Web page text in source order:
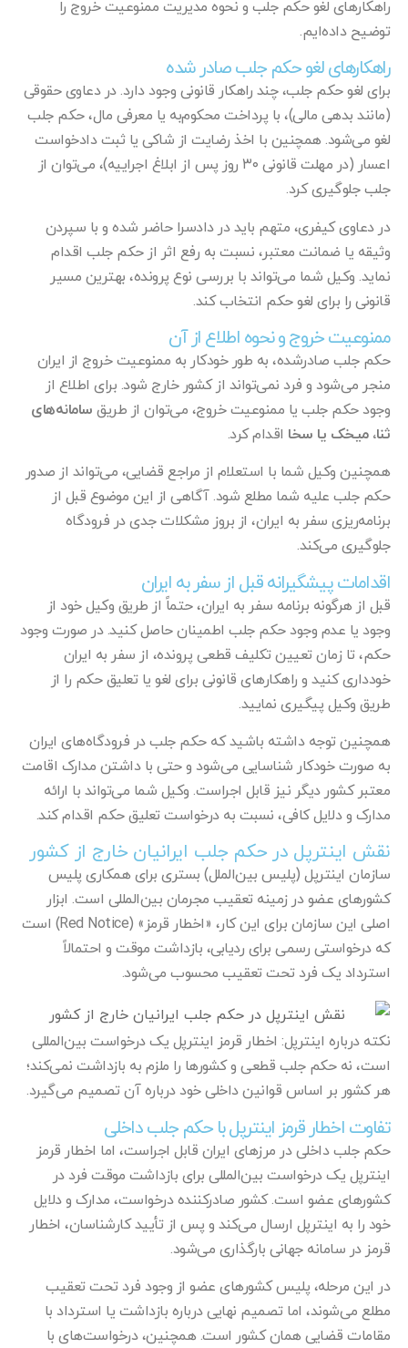
راهکارهای لغو حکم جلب و نحوه مدیریت ممنوعیت خروج را
توضیح داده‌ایم.
راهکارهای لغو حکم جلب صادر شده
برای لغو حکم جلب، چند راهکار قانونی وجود دارد. در دعاوی حقوقی
(مانند بدهی مالی)، با پرداخت محکوم‌به یا معرفی مال، حکم جلب
لغو می‌شود. همچنین با اخذ رضایت از شاکی یا ثبت دادخواست
اعسار (در مهلت قانونی ۳۰ روز پس از ابلاغ اجراییه)، می‌توان از
جلب جلوگیری کرد.
در دعاوی کیفری، متهم باید در دادسرا حاضر شده و با سپردن
وثیقه یا ضمانت معتبر، نسبت به رفع اثر از حکم جلب اقدام
نماید. وکیل شما می‌تواند با بررسی نوع پرونده، بهترین مسیر
قانونی را برای لغو حکم انتخاب کند.
ممنوعیت خروج و نحوه اطلاع از آن
حکم جلب صادرشده، به طور خودکار به ممنوعیت خروج از ایران
منجر می‌شود و فرد نمی‌تواند از کشور خارج شود. برای اطلاع از
وجود حکم جلب یا ممنوعیت خروج، می‌توان از طریق سامانه‌های
ثنا، میخک یا سخا اقدام کرد.
همچنین وکیل شما با استعلام از مراجع قضایی، می‌تواند از صدور
حکم جلب علیه شما مطلع شود. آگاهی از این موضوع قبل از
برنامه‌ریزی سفر به ایران، از بروز مشکلات جدی در فرودگاه
جلوگیری می‌کند.
اقدامات پیشگیرانه قبل از سفر به ایران
قبل از هرگونه برنامه سفر به ایران، حتماً از طریق وکیل خود از
وجود یا عدم وجود حکم جلب اطمینان حاصل کنید. در صورت وجود
حکم، تا زمان تعیین تکلیف قطعی پرونده، از سفر به ایران
خودداری کنید و راهکارهای قانونی برای لغو یا تعلیق حکم را از
طریق وکیل پیگیری نمایید.
همچنین توجه داشته باشید که حکم جلب در فرودگاه‌های ایران
به صورت خودکار شناسایی می‌شود و حتی با داشتن مدارک اقامت
معتبر کشور دیگر نیز قابل اجراست. وکیل شما می‌تواند با ارائه
مدارک و دلایل کافی، نسبت به درخواست تعلیق حکم اقدام کند.
نقش اینترپل در حکم جلب ایرانیان خارج از کشور
سازمان اینترپل (پلیس بین‌الملل) بستری برای همکاری پلیس
کشورهای عضو در زمینه تعقیب مجرمان بین‌المللی است. ابزار
اصلی این سازمان برای این کار، «اخطار قرمز» (Red Notice) است
که درخواستی رسمی برای ردیابی، بازداشت موقت و احتمالاً
استرداد یک فرد تحت تعقیب محسوب می‌شود.
نکته درباره اینترپل: اخطار قرمز اینترپل یک درخواست بین‌المللی
است، نه حکم جلب قطعی و کشورها را ملزم به بازداشت نمی‌کند؛
هر کشور بر اساس قوانین داخلی خود درباره آن تصمیم می‌گیرد.
تفاوت اخطار قرمز اینترپل با حکم جلب داخلی
حکم جلب داخلی در مرزهای ایران قابل اجراست، اما اخطار قرمز
اینترپل یک درخواست بین‌المللی برای بازداشت موقت فرد در
کشورهای عضو است. کشور صادرکننده درخواست، مدارک و دلایل
خود را به اینترپل ارسال می‌کند و پس از تأیید کارشناسان، اخطار
قرمز در سامانه جهانی بارگذاری می‌شود.
در این مرحله، پلیس کشورهای عضو از وجود فرد تحت تعقیب
مطلع می‌شوند، اما تصمیم نهایی درباره بازداشت یا استرداد با
مقامات قضایی همان کشور است. همچنین، درخواست‌های با